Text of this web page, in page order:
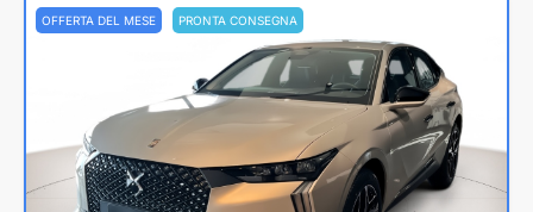
OFFERTA DEL MESE PRONTA CONSEGNA